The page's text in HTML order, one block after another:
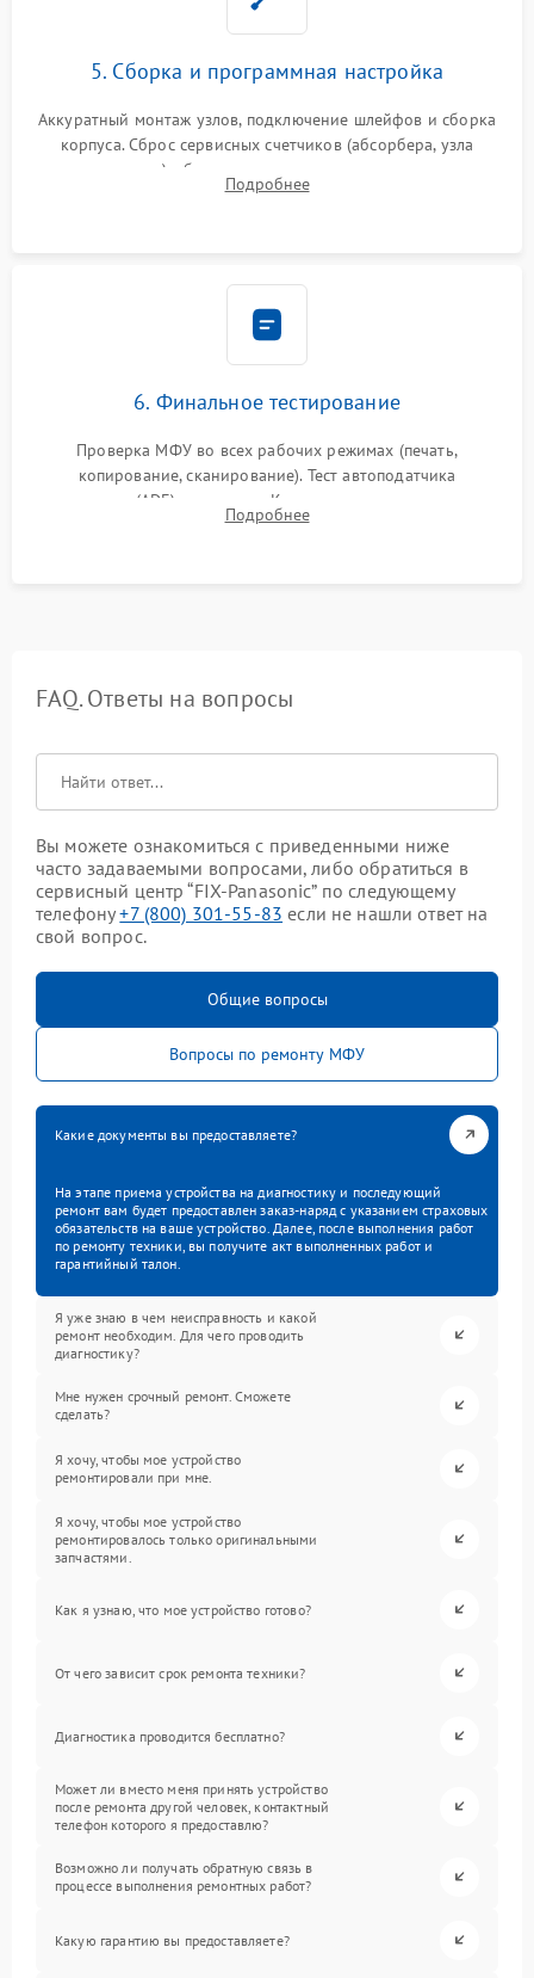
5. Сборка и программная настройка
Аккуратный монтаж узлов, подключение шлейфов и сборка
корпуса. Сброс сервисных счетчиков (абсорбера, узла
закрепления), обновление прошивки и программная
калибровка цветопередачи и позиционирования сканера.
Подробнее
6. Финальное тестирование
Проверка МФУ во всех рабочих режимах (печать,
копирование, сканирование). Тест автоподатчика
документов (ADF) и дуплекса. Контроль качества отпечатка
на отсутствие серого фона, полос и надежность запекания
Подробнее
FAQ. Ответы на вопросы
Вы можете ознакомиться с приведенными ниже
часто задаваемыми вопросами, либо обратиться в
сервисный центр “FIX-Panasonic” по следующему
телефону+7 (800) 301-55-83 если не нашли ответ на
свой вопрос.
Общие вопросы
Вопросы по ремонту МФУ
Какие документы вы предоставляете?
На этапе приема устройства на диагностику и последующий
ремонт вам будет предоставлен заказ-наряд с указанием страховых
обязательств на ваше устройство. Далее, после выполнения работ
по ремонту техники, вы получите акт выполненных работ и
гарантийный талон.
Я уже знаю в чем неисправность и какой
ремонт необходим. Для чего проводить
диагностику?
Мне нужен срочный ремонт. Сможете
сделать?
Я хочу, чтобы мое устройство
ремонтировали при мне.
Я хочу, чтобы мое устройство
ремонтировалось только оригинальными
запчастями.
Как я узнаю, что мое устройство готово?
От чего зависит срок ремонта техники?
Диагностика проводится бесплатно?
Может ли вместо меня принять устройство
после ремонта другой человек, контактный
телефон которого я предоставлю?
Возможно ли получать обратную связь в
процессе выполнения ремонтных работ?
Какую гарантию вы предоставляете?